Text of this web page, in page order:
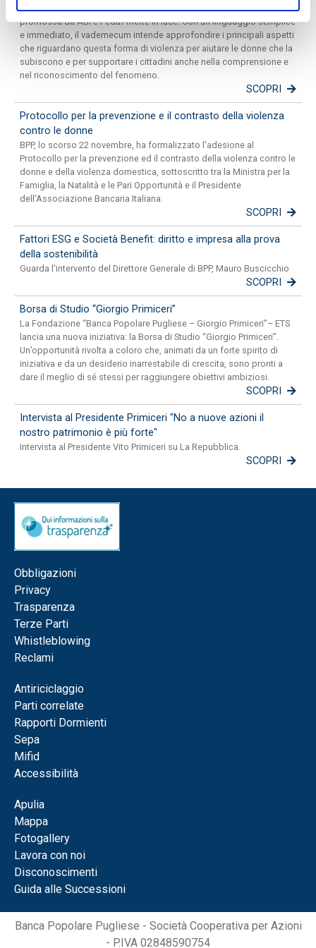
e come contrastarla sono i principali punti che una breve guida
promossa da ABI e Feduf mette in luce. Con un linguaggio semplice
e immediato, il vademecum intende approfondire i principali aspetti
che riguardano questa forma di violenza per aiutare le donne che la
subiscono e per supportare i cittadini anche nella comprensione e
nel riconoscimento del fenomeno.
SCOPRI
Protocollo per la prevenzione e il contrasto della violenza
contro le donne
BPP, lo scorso 22 novembre, ha formalizzato l'adesione al
Protocollo per la prevenzione ed il contrasto della violenza contro le
donne e della violenza domestica, sottoscritto tra la Ministra per la
Famiglia, la Natalità e le Pari Opportunità e il Presidente
dell'Associazione Bancaria Italiana.
SCOPRI
Fattori ESG e Società Benefit: diritto e impresa alla prova
della sostenibilità
Guarda l'intervento del Direttore Generale di BPP, Mauro Buscicchio
SCOPRI
Borsa di Studio “Giorgio Primiceri”
La Fondazione “Banca Popolare Pugliese – Giorgio Primiceri”– ETS
lancia una nuova iniziativa: la Borsa di Studio “Giorgio Primiceri”.
Un’opportunità rivolta a coloro che, animati da un forte spirito di
iniziativa e da un desiderio inarrestabile di crescita, sono pronti a
dare il meglio di sé stessi per raggiungere obiettivi ambiziosi.
SCOPRI
Intervista al Presidente Primiceri "No a nuove azioni il
nostro patrimonio è più forte"
Intervista al Presidente Vito Primiceri su La Repubblica.
SCOPRI
Obbligazioni
Privacy
Trasparenza
Terze Parti
Whistleblowing
Reclami
Antiriciclaggio
Parti correlate
Rapporti Dormienti
Sepa
Mifid
Accessibilità
Apulia
Mappa
Fotogallery
Lavora con noi
Disconoscimenti
Guida alle Successioni
Banca Popolare Pugliese - Società Cooperativa per Azioni
- P.IVA 02848590754